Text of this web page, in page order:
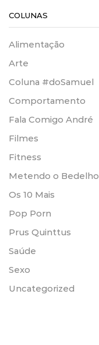
COLUNAS
Alimentação
Arte
Coluna #doSamuel
Comportamento
Fala Comigo André
Filmes
Fitness
Metendo o Bedelho
Os 10 Mais
Pop Porn
Prus Quinttus
Saúde
Sexo
Uncategorized